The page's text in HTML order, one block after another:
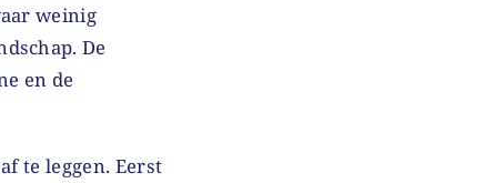
weinig
De
en de
te leggen. Eerst